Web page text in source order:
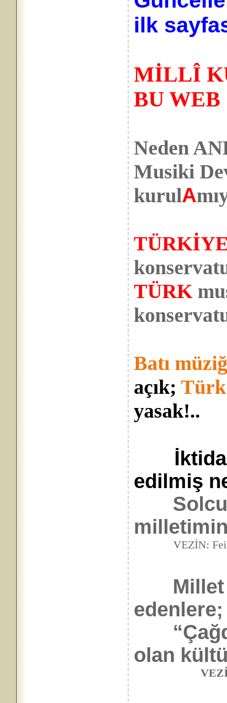
ilk
MİLLÎ
BU
Neden
Musiki
kurulA
TÜRK
Batı
açık;Türk
yasak!..
edilmiş
VEZİN:
Millet
edenlere;
olan
VEZİN: